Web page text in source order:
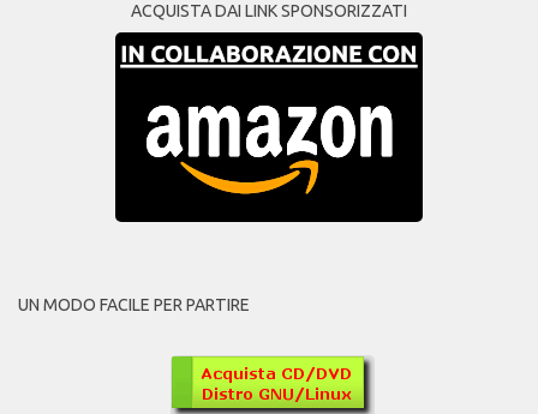
ACQUISTA DAI LINK SPONSORIZZATI
UN MODO FACILE PER PARTIRE